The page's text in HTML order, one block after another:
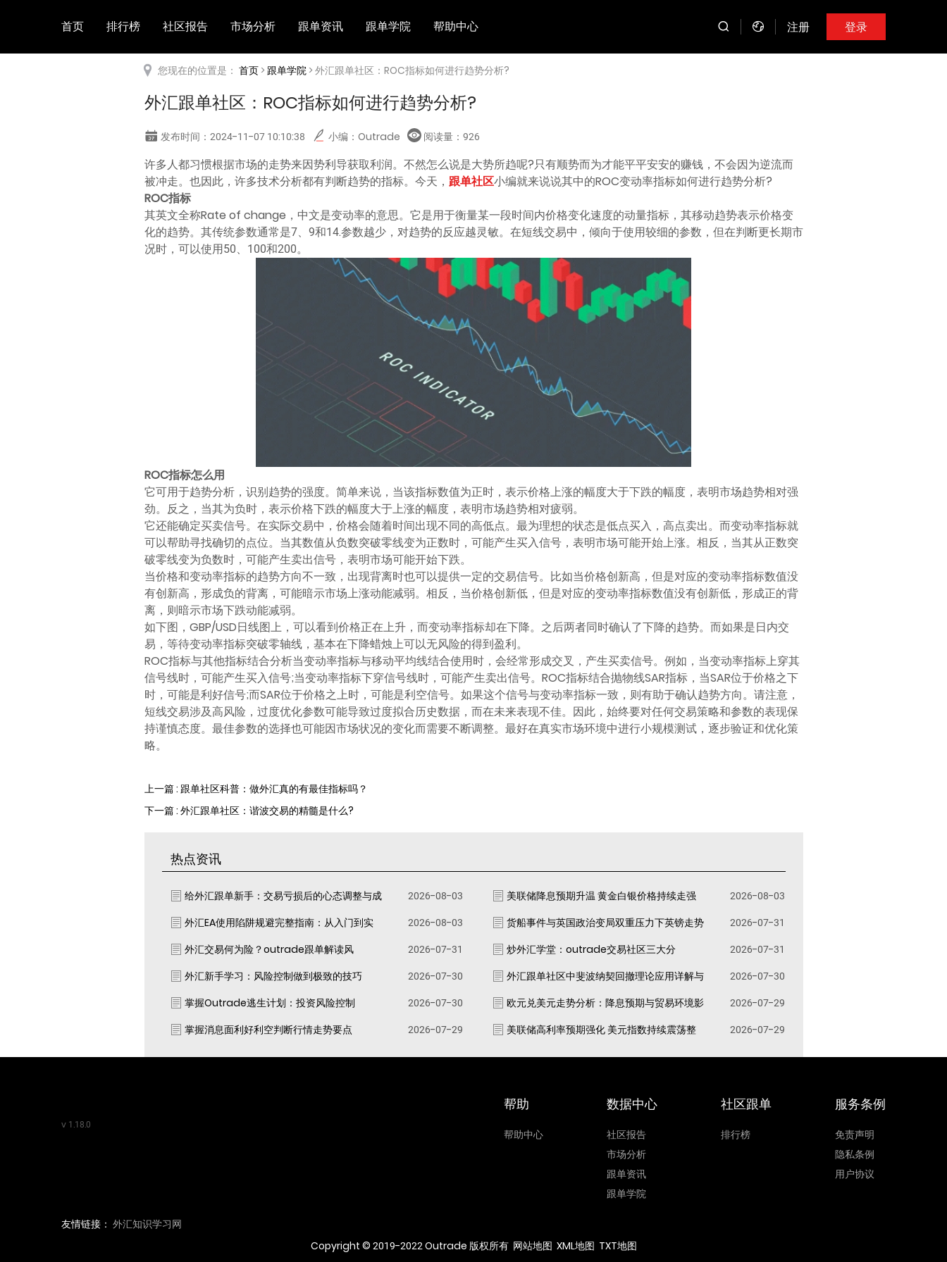
首页 排行榜 社区报告 市场分析 跟单资讯 跟单学院 帮助中心 注册 登录
您现在的位置是： 首页>跟单学院> 外汇跟单社区：ROC指标如何进行趋势分析?
外汇跟单社区：ROC指标如何进行趋势分析?
发布时间：2024-11-07 10:10:38 小编：Outrade 阅读量： 926
许多人都习惯根据市场的走势来因势利导获取利润。不然怎么说是大势所趋呢?只有顺势而为才能平平安安的赚钱，不会因为逆流而
被冲走。也因此，许多技术分析都有判断趋势的指标。今天， 跟单社区小编就来说说其中的ROC变动率指标如何进行趋势分析?
ROC指标
其英文全称Rate of change，中文是变动率的意思。它是用于衡量某一段时间内价格变化速度的动量指标，其移动趋势表示价格变
化的趋势。其传统参数通常是7、9和14.参数越少，对趋势的反应越灵敏。在短线交易中，倾向于使用较细的参数，但在判断更长期市
况时，可以使用50、100和200。
ROC指标怎么用
它可用于趋势分析，识别趋势的强度。简单来说，当该指标数值为正时，表示价格上涨的幅度大于下跌的幅度，表明市场趋势相对强
劲。反之，当其为负时，表示价格下跌的幅度大于上涨的幅度，表明市场趋势相对疲弱。
它还能确定买卖信号。在实际交易中，价格会随着时间出现不同的高低点。最为理想的状态是低点买入，高点卖出。而变动率指标就
可以帮助寻找确切的点位。当其数值从负数突破零线变为正数时，可能产生买入信号，表明市场可能开始上涨。相反，当其从正数突
破零线变为负数时，可能产生卖出信号，表明市场可能开始下跌。
当价格和变动率指标的趋势方向不一致，出现背离时也可以提供一定的交易信号。比如当价格创新高，但是对应的变动率指标数值没
有创新高，形成负的背离，可能暗示市场上涨动能减弱。相反，当价格创新低，但是对应的变动率指标数值没有创新低，形成正的背
离，则暗示市场下跌动能减弱。
如下图，GBP/USD日线图上，可以看到价格正在上升，而变动率指标却在下降。之后两者同时确认了下降的趋势。而如果是日内交
易，等待变动率指标突破零轴线，基本在下降蜡烛上可以无风险的得到盈利。
ROC指标与其他指标结合分析当变动率指标与移动平均线结合使用时，会经常形成交叉，产生买卖信号。例如，当变动率指标上穿其
信号线时，可能产生买入信号;当变动率指标下穿信号线时，可能产生卖出信号。ROC指标结合抛物线SAR指标，当SAR位于价格之下
时，可能是利好信号;而SAR位于价格之上时，可能是利空信号。如果这个信号与变动率指标一致，则有助于确认趋势方向。请注意，
短线交易涉及高风险，过度优化参数可能导致过度拟合历史数据，而在未来表现不佳。因此，始终要对任何交易策略和参数的表现保
持谨慎态度。最佳参数的选择也可能因市场状况的变化而需要不断调整。最好在真实市场环境中进行小规模测试，逐步验证和优化策
略。
上一篇 : 跟单社区科普：做外汇真的有最佳指标吗？
下一篇 : 外汇跟单社区：谐波交易的精髓是什么?
热点资讯
给外汇跟单新手：交易亏损后的心态调整与成 2026-08-03 美联储降息预期升温 黄金白银价格持续走强
2026-08-03
外汇EA使用陷阱规避完整指南：从入门到实
2026-08-03 货船事件与英国政治变局双重压力下英镑走势
2026-07-31
外汇交易何为险？outrade跟单解读风
2026-07-31 炒外汇学堂：outrade交易社区三大分
2026-07-31
外汇新手学习：风险控制做到极致的技巧
2026-07-30 外汇跟单社区中斐波纳契回撤理论应用详解与
2026-07-30
掌握Outrade逃生计划：投资风险控制
2026-07-30 欧元兑美元走势分析：降息预期与贸易环境影
2026-07-29
掌握消息面利好利空判断行情走势要点
2026-07-29 美联储高利率预期强化 美元指数持续震荡整 2026-07-29
v 1.18.0
帮助
帮助中心
数据中心
社区报告
市场分析
跟单资讯
跟单学院
社区跟单
排行榜
服务条例
免责声明
隐私条例
用户协议
友情链接： 外汇知识学习网
Copyright © 2019-2022 Outrade 版权所有 网站地图 XML地图 TXT地图